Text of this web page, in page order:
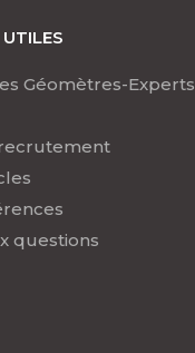
UTILES
Géomètres-Experts
questions